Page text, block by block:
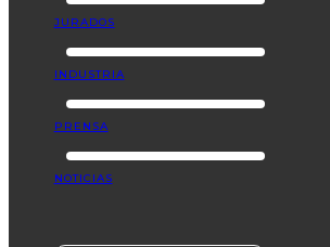
JURADOS
INDUSTRIA
PRENSA
NOTICIAS